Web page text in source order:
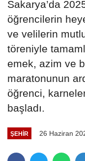
Sakarya’da
öğrencilerin
ve velilerin
töreniyle
emek, azim ve
maratonunun
öğrenci,
başladı.
ŞEHIR 26 Haziran